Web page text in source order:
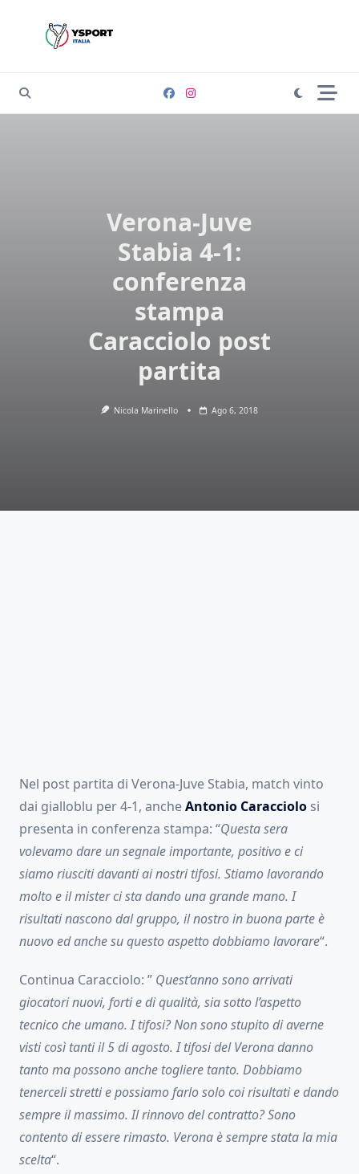
Verona-Juve
Stabia 4-1:
conferenza
stampa
Caracciolo post
partita
Nicola Marinello Ago 6, 2018
Nel post partita di Verona-Juve Stabia, match vinto
dai gialloblu per 4-1, ancheAntonio Caracciolo si
presenta in conferenza stampa: “Questa sera
volevamo dare un segnale importante, positivo e ci
siamo riusciti davanti ai nostri tifosi. Stiamo lavorando
molto e il mister ci sta dando una grande mano. I
risultati nascono dal gruppo, il nostro in buona parte è
nuovo ed anche su questo aspetto dobbiamo lavorare“.
Continua Caracciolo: ” Quest’anno sono arrivati
giocatori nuovi, forti e di qualità, sia sotto l’aspetto
tecnico che umano. I tifosi? Non sono stupito di averne
visti così tanti il 5 di agosto. I tifosi del Verona danno
tanto ma possono anche togliere tanto. Dobbiamo
tenerceli stretti e possiamo farlo solo coi risultati e dando
sempre il massimo. Il rinnovo del contratto? Sono
contento di essere rimasto. Verona è sempre stata la mia
scelta“.